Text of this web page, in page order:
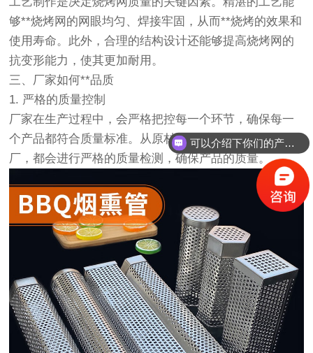
够**烧烤网的网眼均匀、焊接牢固，从而**烧烤的效果和
使用寿命。此外，合理的结构设计还能够提高烧烤网的
抗变形能力，使其更加耐用。
三、厂家如何**品质
1. 严格的质量控制
厂家在生产过程中，会严格把控每一个环节，确保每一
个产品都符合质量标准。从原材料的采购到成品的出
厂，都会进行严格的质量检测，确保产品的质量。
可以介绍下你们的产品么？
你们是怎么收费的呢？